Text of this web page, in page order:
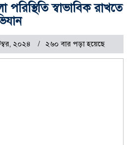
স্বাভাবিক রাখতে
২০২৪ ২৬০ বার পড়া হয়েছে